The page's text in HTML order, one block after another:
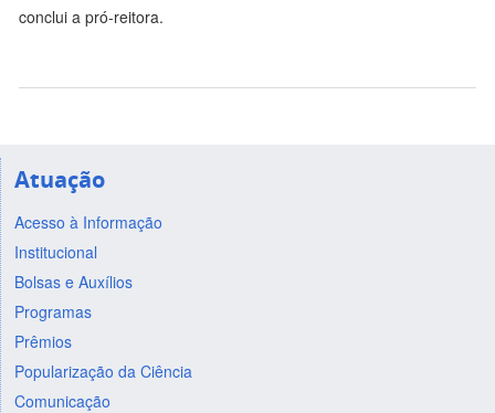
conclui a pró-reitora.
Atuação
Acesso à Informação
Institucional
Bolsas e Auxílios
Programas
Prêmios
Popularização da Ciência
Comunicação